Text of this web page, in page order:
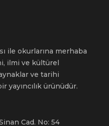
ile okurlarına merhaba
ilmi ve kültürel
ve tarihi
yayıncılık ürünüdür.
Cad. No: 54